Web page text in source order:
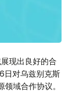
现出良好的合
日对乌兹别克斯
域合作协议。